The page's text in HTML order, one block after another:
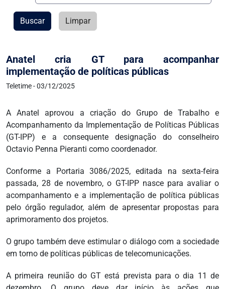
Anatel cria GT para acompanhar
implementação de políticas públicas
Teletime - 03/12/2025
A Anatel aprovou a criação do Grupo de Trabalho e
Acompanhamento da Implementação de Políticas Públicas
(GT-IPP) e a consequente designação do conselheiro
Octavio Penna Pieranti como coordenador.
Conforme a Portaria 3086/2025, editada na sexta-feira
passada, 28 de novembro, o GT-IPP nasce para avaliar o
acompanhamento e a implementação de política públicas
pelo órgão regulador, além de apresentar propostas para
aprimoramento dos projetos.
O grupo também deve estimular o diálogo com a sociedade
em torno de políticas públicas de telecomunicações.
A primeira reunião do GT está prevista para o dia 11 de
Buscar Limpar